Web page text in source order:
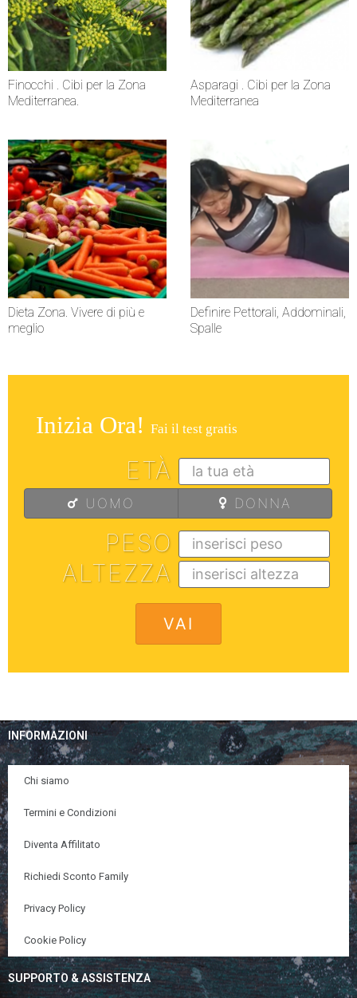
Finocchi . Cibi per la Zona
Mediterranea.
Asparagi . Cibi per la Zona
Mediterranea
Dieta Zona. Vivere di più e
meglio
Definire Pettorali, Addominali,
Spalle
Inizia Ora! Fai il test gratis
ETÀ
UOMO DONNA
PESO
ALTEZZA
INFORMAZIONI
Chi siamo
Termini e Condizioni
Diventa Affilitato
Richiedi Sconto Family
Privacy Policy
Cookie Policy
SUPPORTO & ASSISTENZA